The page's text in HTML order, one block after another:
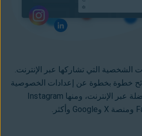
الشخصية التي تشاركها عبر الإنترنت.
خطوة بخطوة عن إعدادات الخصوصية
عبر الإنترنت، ومنها Instagram
ومنصة X و Google وأكثر.